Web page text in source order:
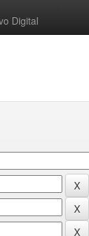
Digital